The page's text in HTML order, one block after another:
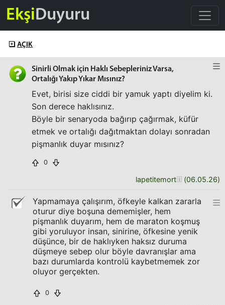
EkşiDuyuru
AÇIK
Sinirli Olmak için Haklı Sebepleriniz Varsa,
Ortalığı Yakıp Yıkar Mısınız?
Evet, birisi size ciddi bir yamuk yaptı diyelim ki.
Son derece haklısınız.
Böyle bir senaryoda bağırıp çağırmak, küfür
etmek ve ortalığı dağıtmaktan dolayı sonradan
pişmanlık duyar mısınız?
0
lapetitemort (06.05.26)
Yapmamaya çalışırım, öfkeyle kalkan zararla
oturur diye boşuna dememişler, hem
pişmanlık duyarım, hem de maraton koşmuş
gibi yoruluyor insan, sinirine, öfkesine yenik
düşünce, bir de haklıyken haksız duruma
düşmeye sebep olur böyle davranışlar ama
bazı durumlarda kontrolü kaybetmemek zor
oluyor gerçekten.
0